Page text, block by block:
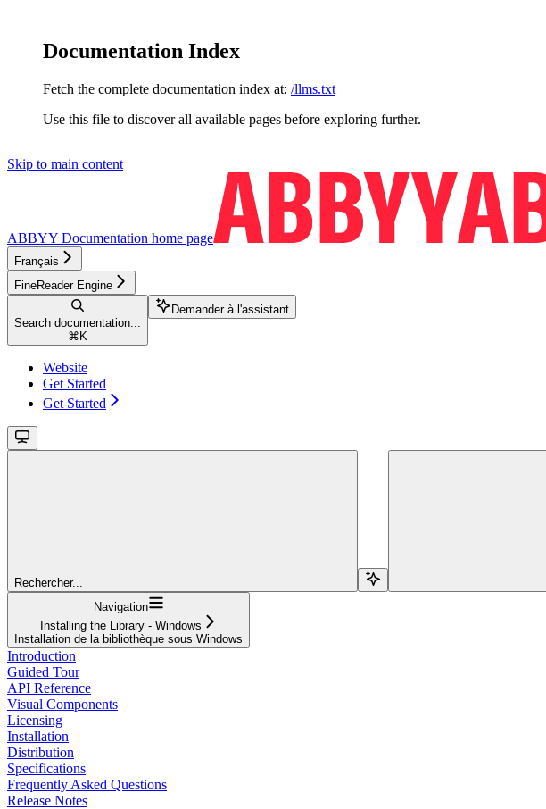
Documentation Index
Fetch the complete documentation index at: /llms.txt
Use this file to discover all available pages before exploring further.
Skip to main content
ABBYY Documentation home page
Français
FineReader Engine
Search documentation...
⌘ K
Demander à l'assistant
Website
Get Started
Get Started
Rechercher...
Navigation
Installing the Library - Windows
Installation de la bibliothèque sous Windows
Introduction
Guided Tour
API Reference
Visual Components
Licensing
Installation
Distribution
Specifications
Frequently Asked Questions
Release Notes